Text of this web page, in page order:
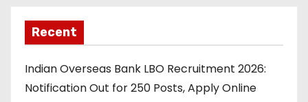
Recent
Indian Overseas Bank LBO Recruitment 2026:
Notification Out for 250 Posts, Apply Online